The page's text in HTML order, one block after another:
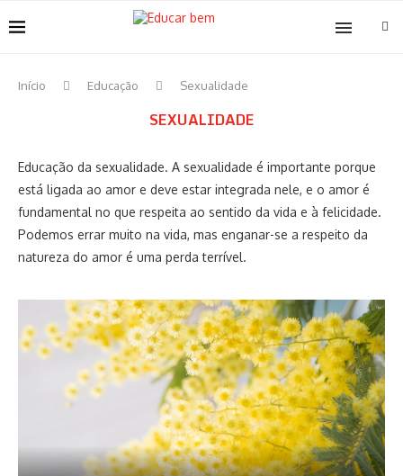
Início Educação Sexualidade
SEXUALIDADE
Educação da sexualidade. A sexualidade é importante porque
está ligada ao amor e deve estar integrada nele, e o amor é
fundamental no que respeita ao sentido da vida e à felicidade.
Podemos errar muito na vida, mas enganar-se a respeito da
natureza do amor é uma perda terrível.